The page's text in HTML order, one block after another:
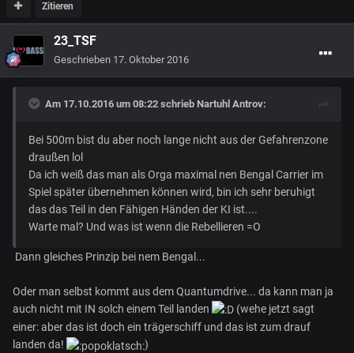
Zitieren
23_TSF
Geschrieben 17. Oktober 2016
Am 17.10.2016 um 08:22 schrieb Nartuhl Antrov:
Bei 500m bist du aber noch lange nicht aus der Gefahrenzone
draußen lol
Da ich weiß das man als Orga maximal nen Bengal Carrier im
Spiel später übernehmen können wird, bin ich sehr beruhigt
das das Teil in den Fähigen Händen der KI ist....
Warte mal? Und was ist wenn die Rebellieren =O
Dann gleiches Prinzip bei nem Bengal...
Oder man selbst kommt aus dem Quantumdrive... da kann man ja
auch nicht mit IN solch einem Teil landen
(wehe jetzt sagt
einer: aber das ist doch ein trägerschiff und das ist zum drauf
landen da!
)